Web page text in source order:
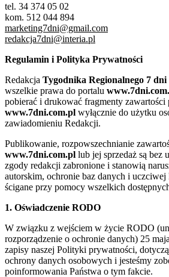
tel. 34 374 05 02
kom. 512 044 894
marketing7dni@gmail.com
redakcja7dni@interia.pl
Regulamin i Polityka Prywatności
Redakcja Tygodnika Regionalnego 7 dni
wszelkie prawa do portalu
pobierać i drukować fragmenty
www.7dni.com.pl wyłącznie do użytku
zawiadomieniu Redakcji.
Publikowanie, rozpowszechnianie
www.7dni.com.pl lub jej sprzedaż są bez
zgody redakcji zabronione i stanowią
autorskim, ochronie baz danych i uczciwej
ścigane przy pomocy wszelkich
1. Oświadczenie RODO
W związku z wejściem w życie RODO
rozporządzenie o ochronie danych) 25
zapisy naszej Polityki prywatności,
ochrony danych osobowych i jesteśmy
poinformowania Państwa o tym fakcie.